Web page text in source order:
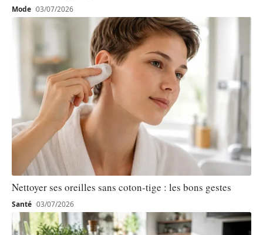
Mode 03/07/2026
Nettoyer ses oreilles sans coton-tige : les bons gestes
Santé 03/07/2026